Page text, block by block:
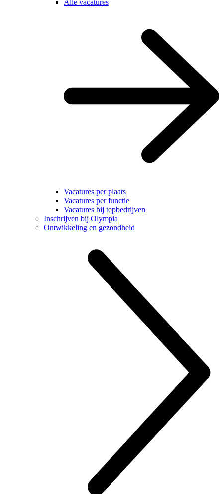
Alle vacatures
Vacatures per plaats
Vacatures per functie
Vacatures bij topbedrijven
Inschrijven bij Olympia
Ontwikkeling en gezondheid